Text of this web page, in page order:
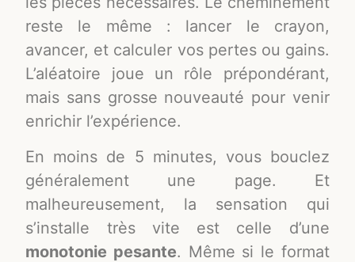
reste le même : lancer le crayon,
avancer, et calculer vos pertes ou gains.
L’aléatoire joue un rôle prépondérant,
mais sans grosse nouveauté pour venir
enrichir l’expérience.
En moins de 5 minutes, vous bouclez
généralement une page. Et
malheureusement, la sensation qui
s’installe très vite est celle d’une
monotonie pesante. Même si le format